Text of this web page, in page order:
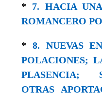
* 7. HACIA
ROMANCERO
* 8. NUEVAS
POLACIONES;
PLASENCIA;
OTRAS